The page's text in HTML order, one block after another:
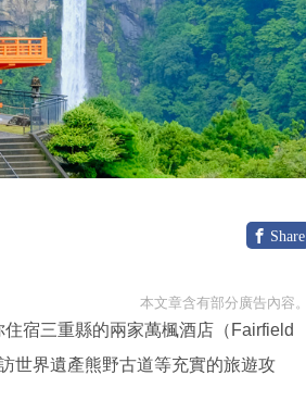
Share
本文章含有部分廣告內容。
宿三重縣的兩家萬楓酒店（Fairfield
世界遺產熊野古道等充實的旅遊攻